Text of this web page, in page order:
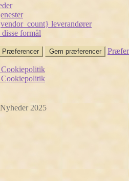
leverandører
formål
Præferencer Gem præferencer
Nyheder 2025